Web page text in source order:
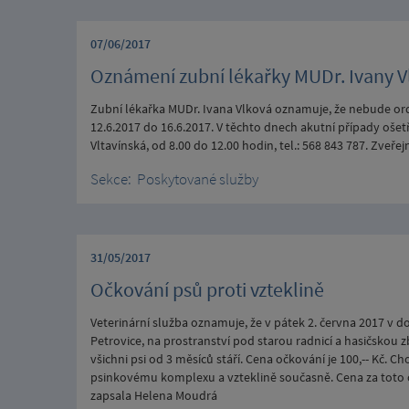
07/06/2017
Oznámení zubní lékařky MUDr. Ivany
Zubní lékařka MUDr. Ivana Vlková oznamuje, že nebude
12.6.2017 do 16.6.2017. V těchto dnech akutní případy
Vltavínská, od 8.00 do 12.00 hodin, tel.: 568 843 787.
Sekce: Poskytované služby
31/05/2017
Očkování psů proti vzteklině
Veterinární služba oznamuje, že v pátek 2. června 2017 v
Petrovice, na prostranství pod starou radnicí a hasičskou
všichni psi od 3 měsíců stáří. Cena očkování je 100,-- Kč.
psinkovému komplexu a vzteklině současně. Cena za toto
zapsala Helena Moudrá